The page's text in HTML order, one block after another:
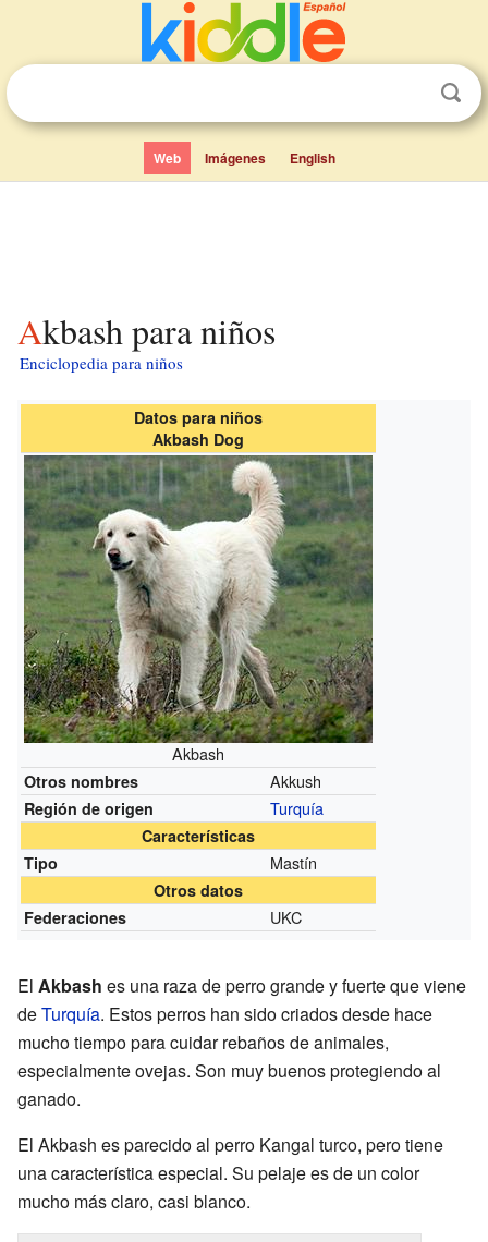
Web Imágenes English
Akbash para niños
Enciclopedia para niños
Datos para niños
Akbash Dog
Akbash
Otros nombres Akkush
Región de origen Turquía
Características
Tipo
Mastín
Otros datos
Federaciones
UKC
El Akbash es una raza de perro grande y fuerte que viene
deTurquía. Estos perros han sido criados desde hace
mucho tiempo para cuidar rebaños de animales,
especialmente ovejas. Son muy buenos protegiendo al
ganado.
El Akbash es parecido al perro Kangal turco, pero tiene
una característica especial. Su pelaje es de un color
mucho más claro, casi blanco.